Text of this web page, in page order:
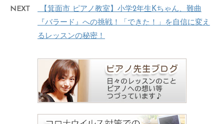
NEXT
【箕面市 ピアノ教室】小学2年生Kちゃん、難曲
『バラード』への挑戦！「できた！」を自信に変え
るレッスンの秘密！